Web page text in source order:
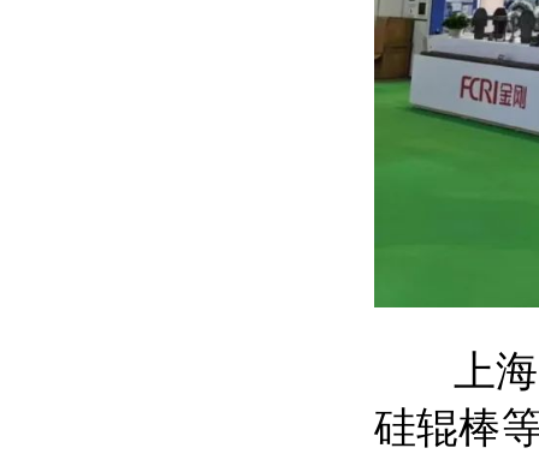
上海
硅辊棒